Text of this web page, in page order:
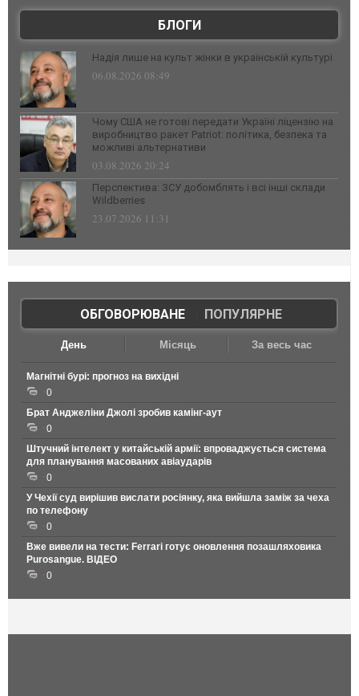
БЛОГИ
Надія лише на культ жінки в українській культурі
06.08.2026 08:49
Чому США не готові передати Україні ліцензію на
виробництво ракет Patriot: політика, безпека та
можливі альтернативи
03.08.2026 20:24
Перспектива: ЗСУ добомблять і всі інші склади
Wildberries
23.07.2026 11:31
ОБГОВОРЮВАНЕ| ПОПУЛЯРНЕ
День Місяць За весь час
Магнітні бурі: прогноз на вихідні
0
Брат Анджеліни Джолі зробив камінг-аут
0
Штучний інтелект у китайській армії: впроваджується система
для планування масованих авіаударів
0
У Чехії суд вирішив вислати росіянку, яка вийшла заміж за чеха
по телефону
0
Вже вивели на тести: Ferrari готує оновлення позашляховика
Purosangue. ВІДЕО
0